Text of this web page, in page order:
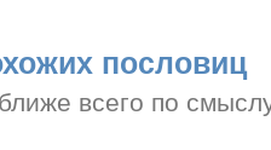
пословиц
всего по